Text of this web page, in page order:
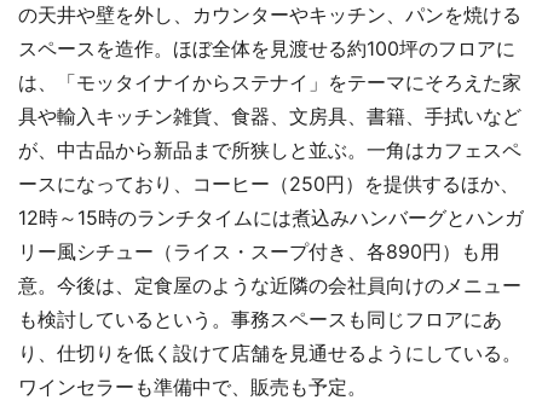
の天井や壁を外し、カウンターやキッチン、パンを焼ける
スペースを造作。ほぼ全体を見渡せる約100坪のフロアに
は、「モッタイナイからステナイ」をテーマにそろえた家
具や輸入キッチン雑貨、食器、文房具、書籍、手拭いなど
が、中古品から新品まで所狭しと並ぶ。一角はカフェスペ
ースになっており、コーヒー（250円）を提供するほか、
12時～15時のランチタイムには煮込みハンバーグとハンガ
リー風シチュー（ライス・スープ付き、各890円）も用
意。今後は、定食屋のような近隣の会社員向けのメニュー
も検討しているという。事務スペースも同じフロアにあ
り、仕切りを低く設けて店舗を見通せるようにしている。
ワインセラーも準備中で、販売も予定。